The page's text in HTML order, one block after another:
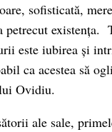
sofisticată,
petrecut existența.
este iubirea și
ca acestea să
Ovidiu.
ale sale,